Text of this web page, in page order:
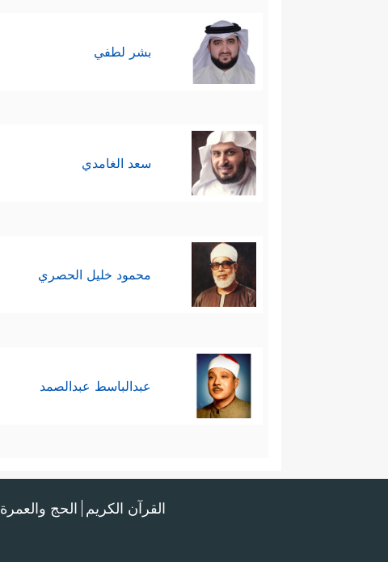
بشر لطفي
سعد الغامدي
محمود خليل الحصري
عبدالباسط عبدالصمد
القرآن الكريم الحج والعمرة